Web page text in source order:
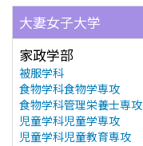
大妻女子大学
家政学部
被服学科
食物学科食物学専攻
食物学科管理栄養士専攻
児童学科児童学専攻
児童学科児童教育専攻